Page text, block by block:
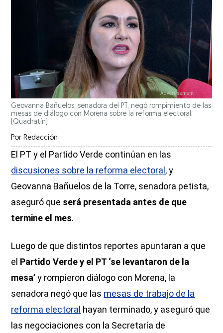
Geovanna Bañuelos, senadora del PT, negó rompimiento de las
mesas de diálogo con Morena sobre la reforma electoral.
(Quadratín)
Por Redacción
El PT y el Partido Verde continúan en las
discusiones sobre la reforma electoral, y
Geovanna Bañuelos de la Torre, senadora petista,
aseguró que será presentada antes de que
termine el mes.
Luego de que distintos reportes apuntaran a que
el Partido Verde y el PT ‘se levantaron de la
mesa’y rompieron diálogo con Morena, la
senadora negó que las mesas de trabajo de la
reforma electoral hayan terminado, y aseguró que
las negociaciones con la Secretaría de